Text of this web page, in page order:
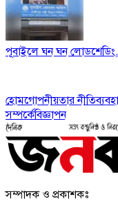
পূবাইলে ঘন ঘন লোডশেডিং,
হোমগোপনীয়তার নীতি
সম্পর্কেবিজ্ঞাপন
সম্পাদক ও প্রকাশকঃ